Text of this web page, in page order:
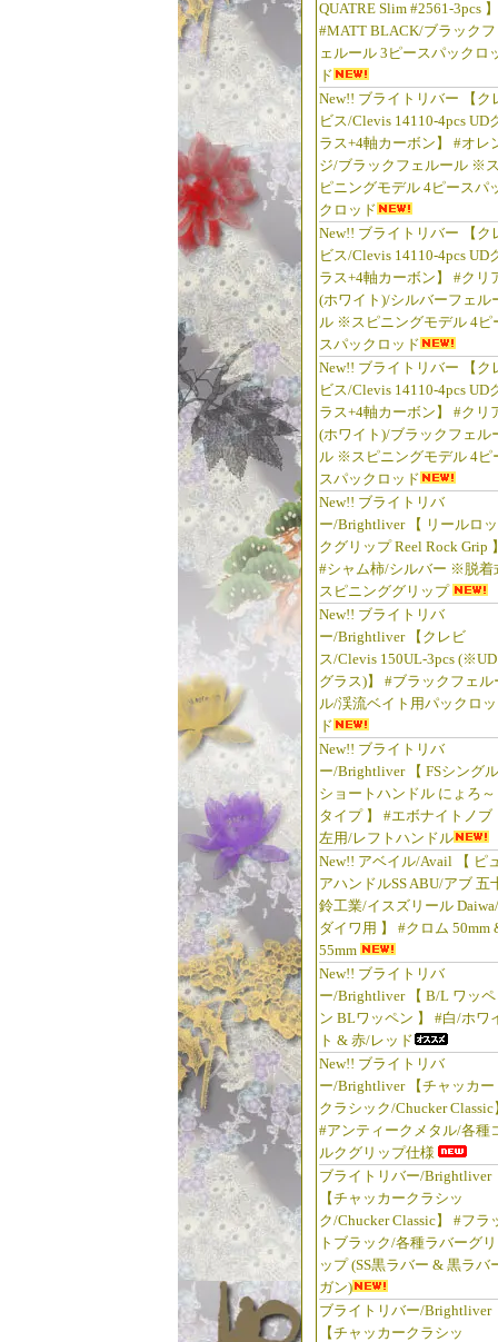
QUATRE Slim #2561-3pcs 】
#MATT BLACK/ブラックフ
ェルール 3ピースパックロ
ド
New!! ブライトリバー 【ク
ビス/Clevis 14110-4pcs UD
ラス+4軸カーボン】 #オレ
ジ/ブラックフェルール ※ス
ピニングモデル 4ピースパ
クロッド
New!! ブライトリバー 【ク
ビス/Clevis 14110-4pcs UD
ラス+4軸カーボン】 #クリ
(ホワイト)/シルバーフェル
ル ※スピニングモデル 4ピ
スパックロッド
New!! ブライトリバー 【ク
ビス/Clevis 14110-4pcs UD
ラス+4軸カーボン】 #クリ
(ホワイト)/ブラックフェル
ル ※スピニングモデル 4ピ
スパックロッド
New!! ブライトリバ
ー/Brightliver 【 リールロッ
クグリップ Reel Rock Grip 】
#シャム柿/シルバー ※脱着
スピニンググリップ
New!! ブライトリバ
ー/Brightliver 【クレビ
ス/Clevis 150UL-3pcs (※UD
グラス)】 #ブラックフェル
ル/渓流ベイト用パックロッ
ド
New!! ブライトリバ
ー/Brightliver 【 FSシングル
ショートハンドル にょろ～
タイプ 】 #エボナイトノブ
左用/レフトハンドル
New!! アベイル/Avail 【 ピ
アハンドルSS ABU/アブ 五
鈴工業/イスズリール Daiwa/
ダイワ用 】 #クロム 50mm
55mm
New!! ブライトリバ
ー/Brightliver 【 B/L ワッペ
ン BLワッペン 】 #白/ホワ
ト & 赤/レッド
New!! ブライトリバ
ー/Brightliver 【チャッカー
クラシック/Chucker Classic
#アンティークメタル/各種
ルクグリップ仕様
ブライトリバー/Brightliver
【チャッカークラシッ
ク/Chucker Classic】 #フラ
トブラック/各種ラバーグリ
ップ (SS黒ラバー & 黒ラバ
ガン)
ブライトリバー/Brightliver
【チャッカークラシッ